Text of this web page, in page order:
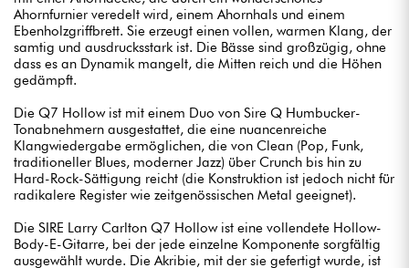
Ahornfurnier veredelt wird, einem Ahornhals und einem
Ebenholzgriffbrett. Sie erzeugt einen vollen, warmen Klang, der
samtig und ausdrucksstark ist. Die Bässe sind großzügig, ohne
dass es an Dynamik mangelt, die Mitten reich und die Höhen
gedämpft.
Die Q7 Hollow ist mit einem Duo von Sire Q Humbucker-
Tonabnehmern ausgestattet, die eine nuancenreiche
Klangwiedergabe ermöglichen, die von Clean (Pop, Funk,
traditioneller Blues, moderner Jazz) über Crunch bis hin zu
Hard-Rock-Sättigung reicht (die Konstruktion ist jedoch nicht für
radikalere Register wie zeitgenössischen Metal geeignet).
Die SIRE Larry Carlton Q7 Hollow ist eine vollendete Hollow-
Body-E-Gitarre, bei der jede einzelne Komponente sorgfältig
ausgewählt wurde. Die Akribie, mit der sie gefertigt wurde, ist